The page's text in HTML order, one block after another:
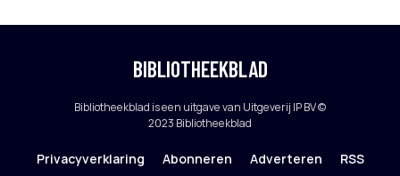
BIBLIOTHEEKBLAD
Bibliotheekblad is een uitgave van Uitgeverij IP BV ©
2023 Bibliotheekblad
Privacyverklaring Abonneren Adverteren RSS